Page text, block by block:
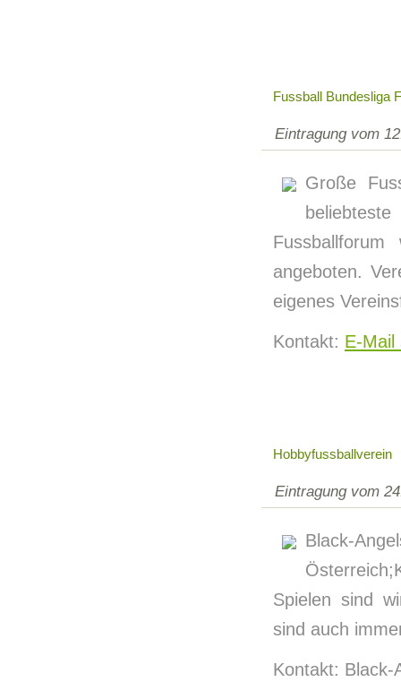
Fussball Bundesliga
Eintragung vom
Große
angeboten.
eigenes
Kontakt: E-Mail
Hobbyfussballverein
Eintragung vom
Spielen sind
sind auch
Kontakt: